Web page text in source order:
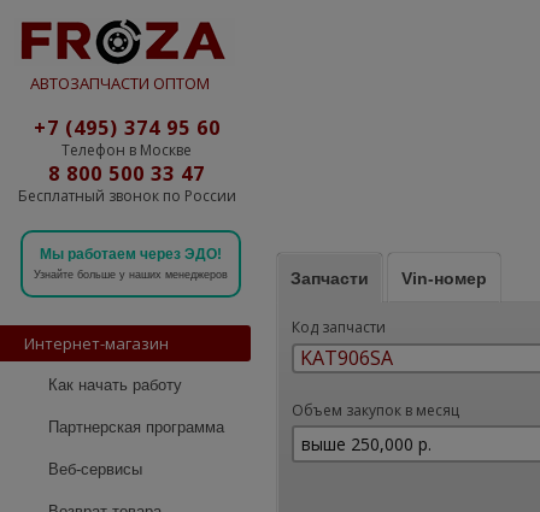
АВТОЗАПЧАСТИ ОПТОМ
+7 (495) 374 95 60
Телефон в Москве
8 800 500 33 47
Бесплатный звонок по России
Мы работаем через ЭДО!
Узнайте больше у наших менеджеров
Интернет-магазин
Как начать работу
Партнерская программа
Веб-сервисы
Запчасти Vin-номер
Код запчасти
Объем закупок в месяц